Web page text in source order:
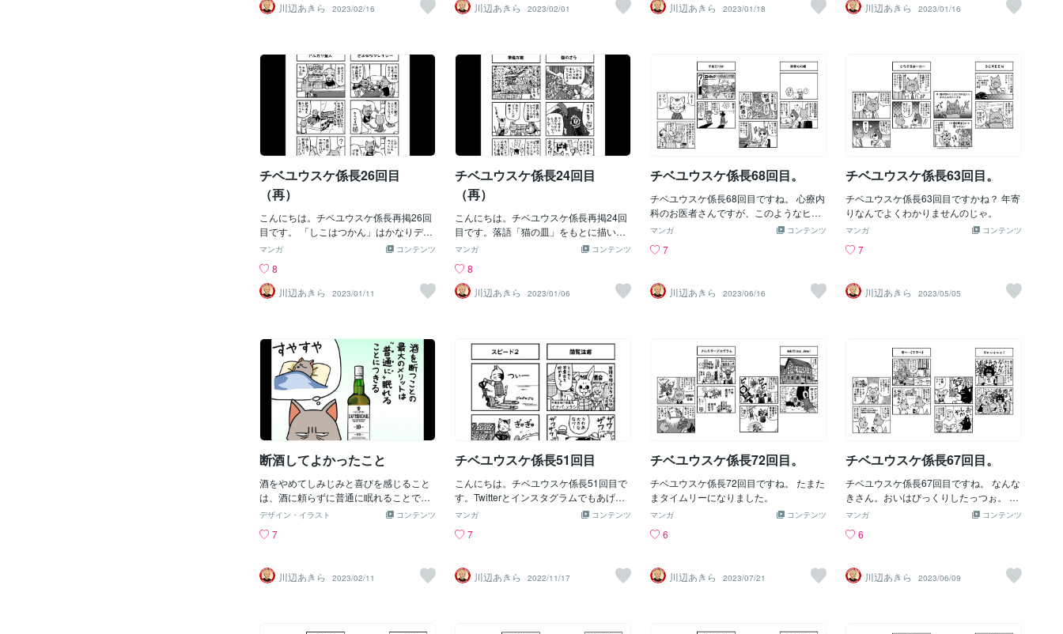
川辺あきら
2023/02/16
川辺あきら
2023/02/01
川辺あきら
2023/01/18
川辺あきら
2023/01/16
チベユウスケ係長26回目
（再）
こんにちは。チベユウスケ係長再掲26回
目です。 「しこはつかん」はかなりディ
ープな長崎県北の方言ですね。 コンテンツ
マンガ
8
川辺あきら
2023/01/11
チベユウスケ係長24回目
（再）
こんにちは。チベユウスケ係長再掲24回
目です。落語「猫の皿」をもとに描いた
んですけど、いまいちネタが伝わってま
コンテンツ
マンガ
8
川辺あきら
2023/01/06
チベユウスケ係長68回目。
チベユウスケ係長68回目ですね。 心療内
科のお医者さんですが、このようなヒト
はおりませんのでご安心ください。たぶ
コンテンツ
マンガ
7
川辺あきら 2023/06/16
チベユウスケ係長63回目。
チベユウスケ係長63回目ですかね？ 年寄
りなんでよくわかりませんのじゃ。
コンテンツ
マンガ
7
川辺あきら 2023/05/05
断酒してよかったこと
酒をやめてしみじみと喜びを感じること
は、酒に頼らずに普通に眠れることで
す。食事が美味しくなることも嬉しいこ
につきますね。
コンテンツ
デザイン・イラスト
7
川辺あきら 2023/02/11
チベユウスケ係長51回目
こんにちは。チベユウスケ係長51回目で
す。Twitterとインスタグラムでもあげて
ます。(*'▽')インスタグラムは最近始めた
げていってます。
コンテンツ
マンガ
7
川辺あきら 2022/11/17
チベユウスケ係長72回目。
チベユウスケ係長72回目ですね。 たまた
まタイムリーになりました。
コンテンツ
マンガ
6
川辺あきら 2023/07/21
チベユウスケ係長67回目。
チベユウスケ係長67回目ですね。 なんな
きさん。おいはびっくりしたっつぉ。 オ
レも酒ば呑むばってんいっぺんもこぼし
コンテンツ
マンガ
6
川辺あきら 2023/06/09